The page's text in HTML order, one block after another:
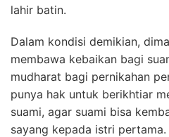
lahir batin.
Dalam kondisi demikian,
membawa kebaikan bagi
mudharat bagi pernikahan
punya hak untuk berikhtiar
suami, agar suami bisa
sayang kepada istri pertama.